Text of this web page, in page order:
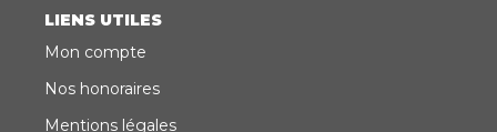
LIENS UTILES
Mon compte
Nos honoraires
Mentions légales